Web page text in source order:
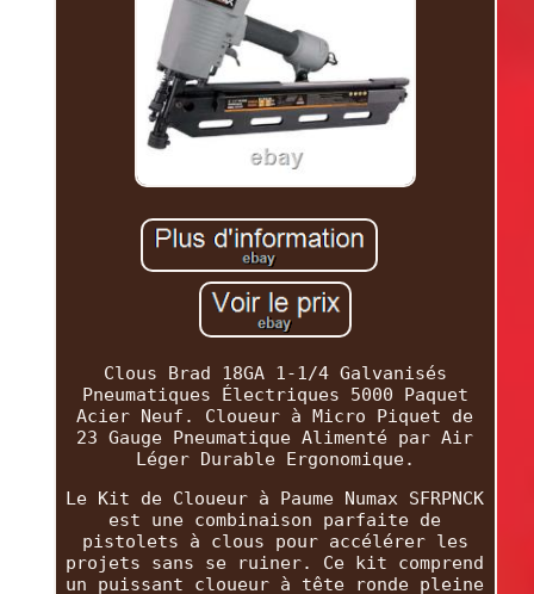
Clous Brad 18GA 1-1/4 Galvanisés
Pneumatiques Électriques 5000 Paquet
Acier Neuf. Cloueur à Micro Piquet de
23 Gauge Pneumatique Alimenté par Air
Léger Durable Ergonomique.
Le Kit de Cloueur à Paume Numax SFRPNCK
est une combinaison parfaite de
pistolets à clous pour accélérer les
projets sans se ruiner. Ce kit comprend
un puissant cloueur à tête ronde pleine